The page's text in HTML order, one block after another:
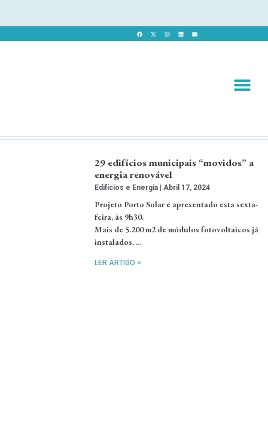
29 edifícios municipais “movidos” a
energia renovável
Edifícios e Energia Abril 17, 2024
Projeto Porto Solar é apresentado esta sexta-
feira, às 9h30.
Mais de 5.200 m2 de módulos fotovoltaicos já
instalados. …
LER ARTIGO >